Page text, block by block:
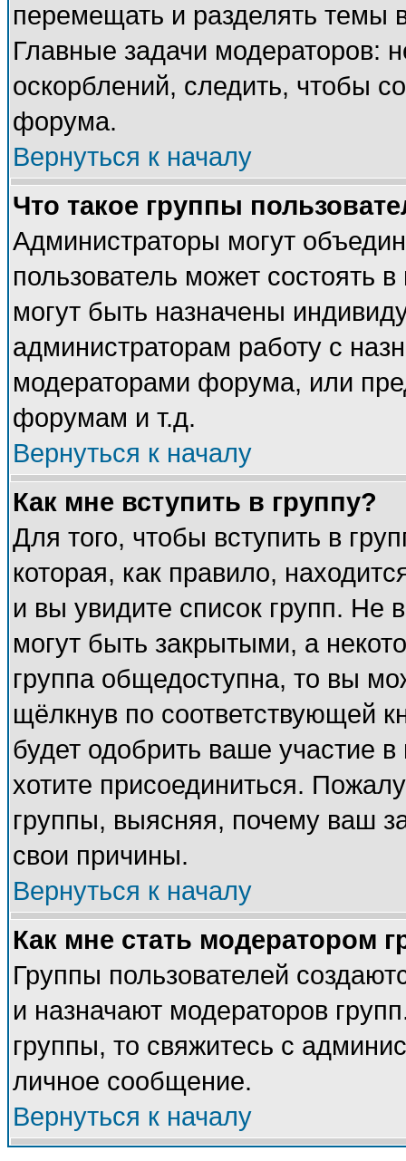
перемещать и разделять темы
Главные задачи модераторов:
оскорблений, следить, чтобы
форума.
Вернуться к началу
Что такое группы
Администраторы могут
пользователь может состоять
могут быть назначены
администраторам работу с
модераторами форума, или
форумам и т.д.
Вернуться к началу
Как мне вступить в группу?
Для того, чтобы вступить в
которая, как правило,
и вы увидите список групп. Не
могут быть закрытыми, а
группа общедоступна, то вы
щёлкнув по соответствующей
будет одобрить ваше участие
хотите присоединиться.
группы, выясняя, почему ваш
свои причины.
Вернуться к началу
Как мне стать модератором
Группы пользователей
и назначают модераторов
группы, то свяжитесь с
личное сообщение.
Вернуться к началу